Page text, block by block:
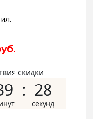
скидки
27